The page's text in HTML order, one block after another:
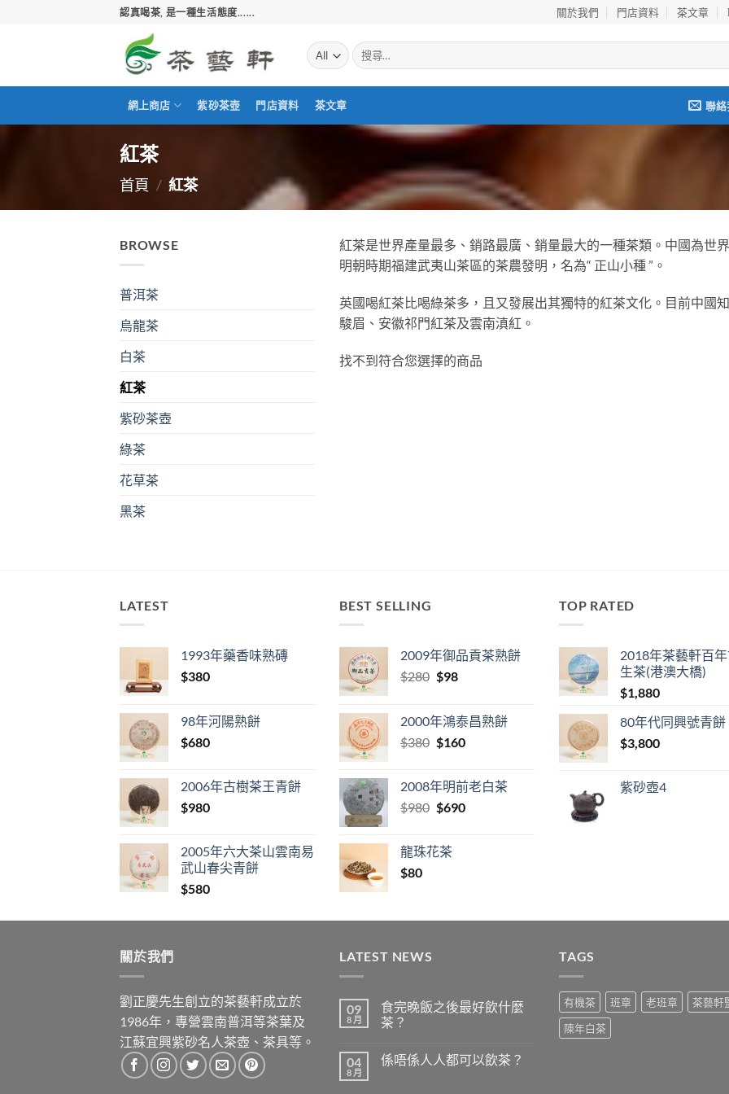
認真喝茶, 是一種生活態度...... 關於我們 門店資料 茶文章
搜
尋
網上商店 紫砂茶壺 門店資料 茶文章 聯
紅茶
首頁 / 紅茶
BROWSE
普洱茶
烏龍茶
白茶
紅茶
紫砂茶壺
綠茶
花草茶
黑茶
紅茶是世界產量最多、銷路最廣、銷量最大的一種茶類。中國為世
明朝時期福建武夷山茶區的茶農發明，名為“ 正山小種 ”。
英國喝紅茶比喝綠茶多，且又發展出其獨特的紅茶文化。目前中國
駿眉、安徽祁門紅茶及雲南滇紅。
找不到符合您選擇的商品
LATEST
1993年藥香味熟磚
$380
98年河陽熟餅
$680
2006年古樹茶王青餅
$980
2005年六大茶山雲南易
武山春尖青餅
$580
BEST SELLING
2009年御品貢茶熟餅
$280 Original
$280.
$98Current
$98.
2000年鴻泰昌熟餅
$380 Original
$380.
$160Current
$160.
2008年明前老白茶
$980 Original
$980.
$690Current
龍珠花茶
$80
TOP RATED
2018年茶藝軒百
生茶(港澳大橋)
$1,880
80年代同興號青餅
$3,800
紫砂壺4
關於我們
劉正慶先生創立的茶藝軒成立於
1986年，專營雲南普洱等茶葉及
江蘇宜興紫砂名人茶壺、茶具等。
LATEST NEWS
09
8 月
食完晚飯之後最好飲什麼
茶？
完
晚
留
04
8 月
係唔係人人都可以飲茶？
TAGS
有機茶 班章 老班章
茶藝軒
陳年白茶